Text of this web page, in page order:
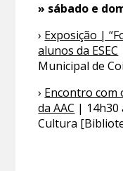
» sábado e
› Exposição |
alunos da ESEC
Municipal de
› Encontro com
da AAC | 14h30
Cultura